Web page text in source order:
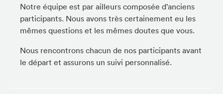
Notre équipe est par ailleurs composée d’anciens
participants. Nous avons très certainement eu les
mêmes questions et les mêmes doutes que vous.
Nous rencontrons chacun de nos participants avant
le départ et assurons un suivi personnalisé.